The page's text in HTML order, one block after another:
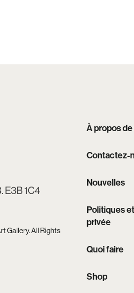
E3B 1C4
Gallery. All Rights
À propos
Contactez-
Nouvelles
Politiques
privée
Quoi faire
Shop